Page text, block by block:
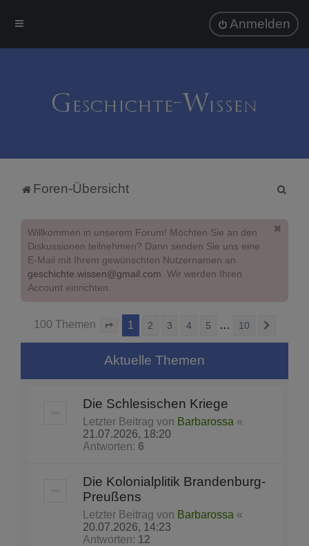
Anmelden
Foren-Übersicht
Willkommen in unserem Forum! Möchten Sie an den
Diskussionen teilnehmen? Dann senden Sie uns eine
E-Mail mit Ihrem gewünschten Nutzernamen an
geschichte.wissen@gmail.com. Wir werden Ihren
Account einrichten.
100 Themen Seite von 10
1 2 3 4 5 … 10
Aktuelle Themen
Die Schlesischen Kriege
Letzter Beitrag von Barbarossa «
21.07.2026, 18:20
Antworten: 6
Die Kolonialplitik Brandenburg-
Preußens
Letzter Beitrag von Barbarossa «
20.07.2026, 14:23
Antworten: 12